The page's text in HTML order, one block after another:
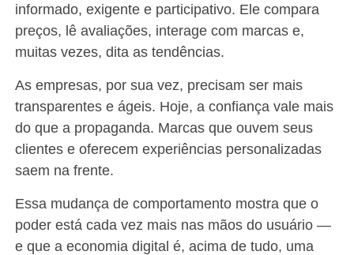
informado, exigente e participativo. Ele compara
preços, lê avaliações, interage com marcas e,
muitas vezes, dita as tendências.
As empresas, por sua vez, precisam ser mais
transparentes e ágeis. Hoje, a confiança vale mais
do que a propaganda. Marcas que ouvem seus
clientes e oferecem experiências personalizadas
saem na frente.
Essa mudança de comportamento mostra que o
poder está cada vez mais nas mãos do usuário —
e que a economia digital é, acima de tudo, uma